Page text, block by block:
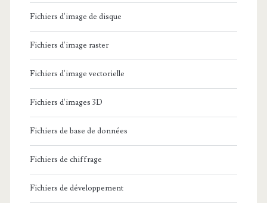
Fichiers d'image de disque
Fichiers d'image raster
Fichiers d'image vectorielle
Fichiers d'images 3D
Fichiers de base de données
Fichiers de chiffrage
Fichiers de développement